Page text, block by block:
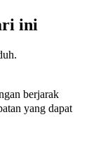
ini
berjarak
yang dapat